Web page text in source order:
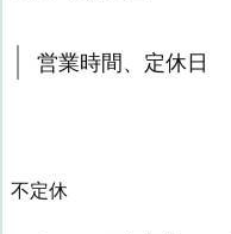
営業時間、定休日
不定休